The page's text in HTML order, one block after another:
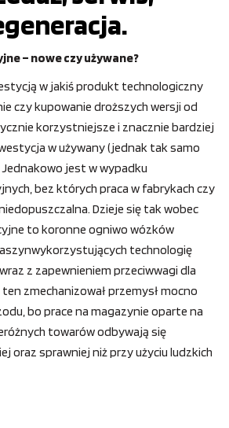
– nowe czy używane?
w jakiś produkt technologiczny
czy kupowanie droższych wersji od
korzystniejsze i znacznie bardziej
w używany (jednak tak samo
jest w wypadku
bez których praca w fabrykach czy
Dzieje się tak wobec
to koronne ogniwo wózków
technologię
z zapewnieniem przeciwwagi dla
zmechanizował przemysł mocno
bo prace na magazynie oparte na
towarów odbywają się
oraz sprawniej niż przy użyciu ludzkich